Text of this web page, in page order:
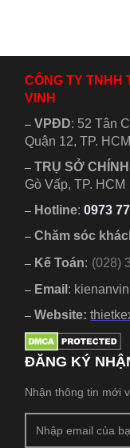
CÔNG TY TNHH
VINH
–VPĐD: 52 Tân
Quận 12, TP. HCM
– TRỤ SỞ CHÍNH
Gò Vấp, TP. HCM
– Hotline: 0973
– Chăm sóc
– Kế Toán: (028)
– Email :
– Website:
ĐĂNG KÝ
Nhận thông tin mới